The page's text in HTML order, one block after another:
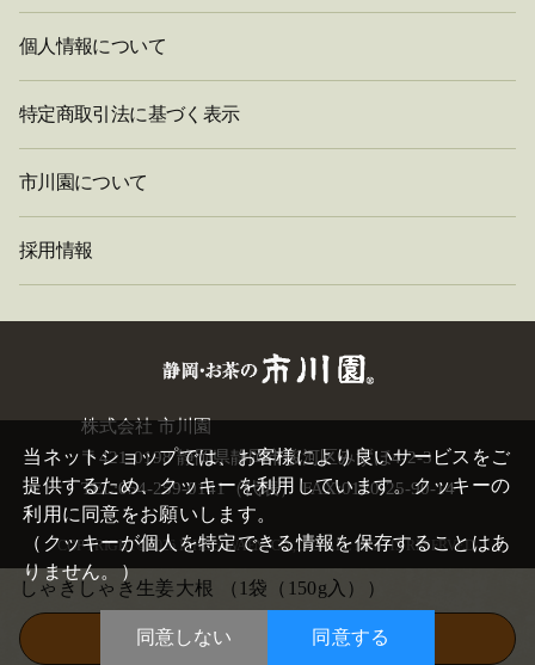
しゃきしゃき生姜大根 （1袋（150g入））
この商品を買い物かごに入れる
個人情報について
特定商取引法に基づく表示
市川園について
採用情報
株式会社 市川園
〒421-0198 静岡県静岡市駿河区みずほ4-2-3
TEL:054-259-0141（代表） FAX:0120-25-90-14
COPYRIGHT©2026 ICHIKAWAEN. CO.,LTD. ALL RIGHTS RESERVED.
当ネットショップでは、お客様により良いサービスをご
提供するため、クッキーを利用しています。クッキーの
利用に同意をお願いします。
（クッキーが個人を特定できる情報を保存することはあ
りません。）
同意しない
閉
じ
る
同意する